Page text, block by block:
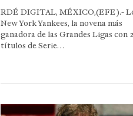
RDÉ DIGITAL, MÉXICO,(EFE).-
New York Yankees, la novena más
ganadora de las Grandes Ligas con
títulos de Serie…